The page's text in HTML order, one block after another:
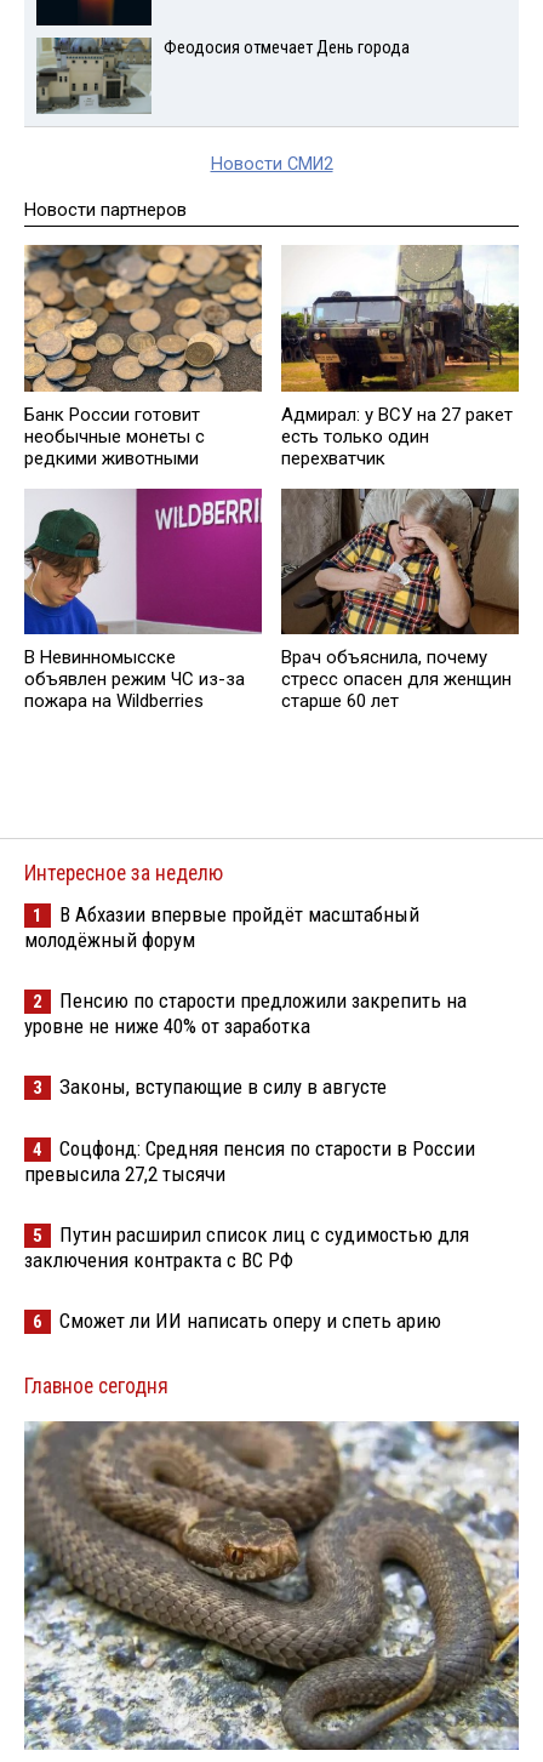
Феодосия отмечает День города
Новости СМИ2
Новости партнеров
Банк России готовит
необычные монеты с
редкими животными
Адмирал: у ВСУ на 27 ракет
есть только один
перехватчик
В Невинномысске
объявлен режим ЧС из-за
пожара на Wildberries
Врач объяснила, почему
стресс опасен для женщин
старше 60 лет
Интересное за неделю
1
В Абхазии впервые пройдёт масштабный
молодёжный форум
2
Пенсию по старости предложили закрепить на
уровне не ниже 40% от заработка
3 Законы, вступающие в силу в августе
4
Соцфонд: Средняя пенсия по старости в России
превысила 27,2 тысячи
5
Путин расширил список лиц с судимостью для
заключения контракта с ВС РФ
6 Сможет ли ИИ написать оперу и спеть арию
Главное сегодня